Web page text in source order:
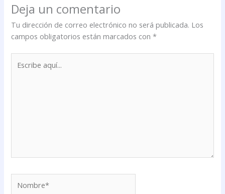
Deja un comentario
Tu dirección de correo electrónico no será publicada. Los
campos obligatorios están marcados con*
aquí...